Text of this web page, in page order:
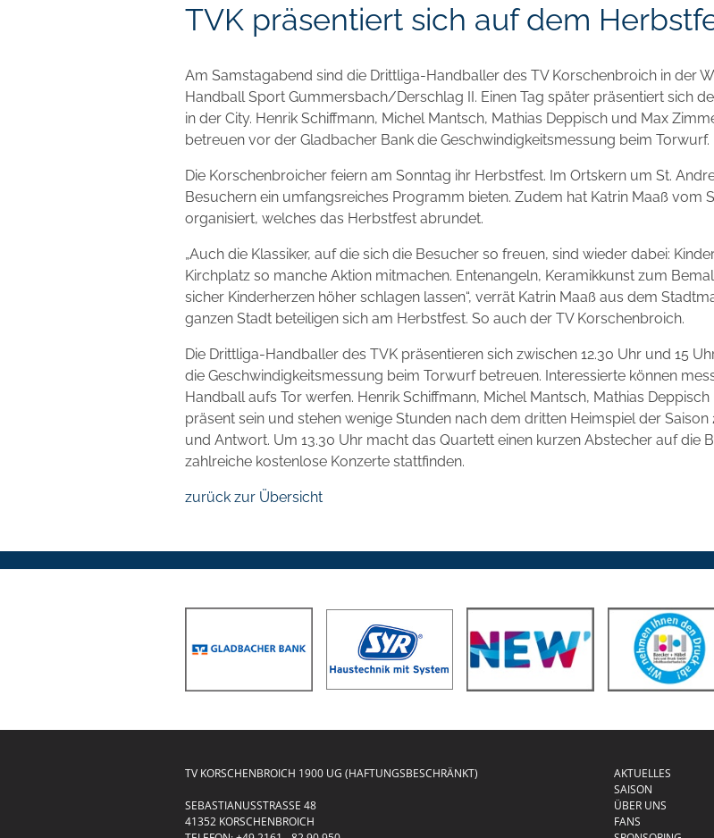
TVK präsentiert sich auf dem
Am Samstagabend sind die Drittliga-Handballer des TV Korschenbroich in der
Handball Sport Gummersbach/Derschlag II. Einen Tag später präsentiert sich
in der City. Henrik Schiffmann, Michel Mantsch, Mathias Deppisch und Max
betreuen vor der Gladbacher Bank die Geschwindigkeitsmessung beim Torwurf.
Die Korschenbroicher feiern am Sonntag ihr Herbstfest. Im Ortskern um St.
Besuchern ein umfangsreiches Programm bieten. Zudem hat Katrin Maaß
organisiert, welches das Herbstfest abrundet.
„Auch die Klassiker, auf die sich die Besucher so freuen, sind wieder dabei:
Kirchplatz so manche Aktion mitmachen. Entenangeln, Keramikkunst zum
sicher Kinderherzen höher schlagen lassen“, verrät Katrin Maaß aus dem
ganzen Stadt beteiligen sich am Herbstfest. So auch der TV Korschenbroich.
Die Drittliga-Handballer des TVK präsentieren sich zwischen 12.30 Uhr und 15
die Geschwindigkeitsmessung beim Torwurf betreuen. Interessierte können
Handball aufs Tor werfen. Henrik Schiffmann, Michel Mantsch, Mathias
präsent sein und stehen wenige Stunden nach dem dritten Heimspiel der
und Antwort. Um 13.30 Uhr macht das Quartett einen kurzen Abstecher auf die
zahlreiche kostenlose Konzerte stattfinden.
zurück zur Übersicht
TV KORSCHENBROICH 1900 UG (HAFTUNGSBESCHRÄNKT)
SEBASTIANUSSTRASSE 48
41352 KORSCHENBROICH
AKTUELLES
SAISON
ÜBER UNS
FANS